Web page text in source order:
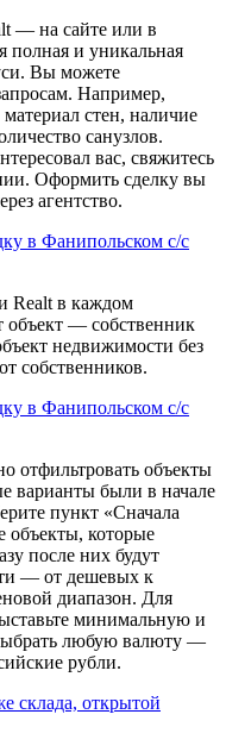
— на сайте или в
и уникальная
Вы можете
Например,
стен, наличие
санузлов.
вас, свяжитесь
Оформить сделку вы
агентство.
в Фанипольском с/с
Realt в каждом
объект — собственник
недвижимости без
собственников.
в Фанипольском с/с
отфильтровать объекты
варианты были в начале
пункт «Сначала
объекты, которые
после них будут
— от дешевых к
диапазон. Для
минимальную и
любую валюту —
рубли.
склада, открытой